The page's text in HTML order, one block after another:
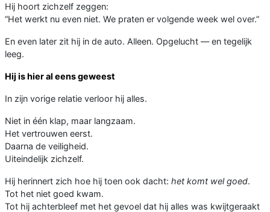
Hij hoort zichzelf zeggen:
“Het werkt nu even niet. We praten er volgende week wel over.”
En even later zit hij in de auto. Alleen. Opgelucht — en tegelijk
leeg.
Hij is hier al eens geweest
In zijn vorige relatie verloor hij alles.
Niet in één klap, maar langzaam.
Het vertrouwen eerst.
Daarna de veiligheid.
Uiteindelijk zichzelf.
Hij herinnert zich hoe hij toen ook dacht: het komt wel goed.
Tot het niet goed kwam.
Tot hij achterbleef met het gevoel dat hij alles was kwijtgeraakt